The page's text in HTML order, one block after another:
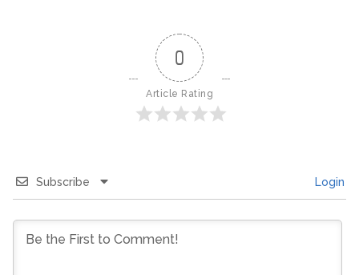
0
Article Rating
Subscribe Login